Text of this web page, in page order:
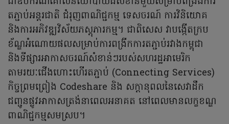
តភ្ជាប់អន្តរជាតិ ជំរុញពាណិជ្ជកម្ម ទេសចរណ៍ ការវិនិយោគ
និងការអភិវឌ្ឍវិស័យភស្តុភារកម្ម។ ជាពិសេស វាបង្កើតក្រប
ខ័ណ្ឌអំណោយផលសម្រាប់ការពង្រីកការតភ្ជាប់រវាងកម្ពុជា
និងទីផ្សារអាកាសចរណ៍សំខាន់ៗរបស់សហរដ្ឋអាមេរិក
តាមរយៈជើងហោះហើរតភ្ជាប់ (Connecting Services)
កិច្ចព្រមព្រៀង Codeshare និង សក្តានុពលនៃសេវាដឹក
ជញ្ជូនផ្លូវអាកាសត្រង់នាពេលអនាគត នៅពេលមានលក្ខខណ្ឌ
ពាណិជ្ជកម្មសមស្រប។